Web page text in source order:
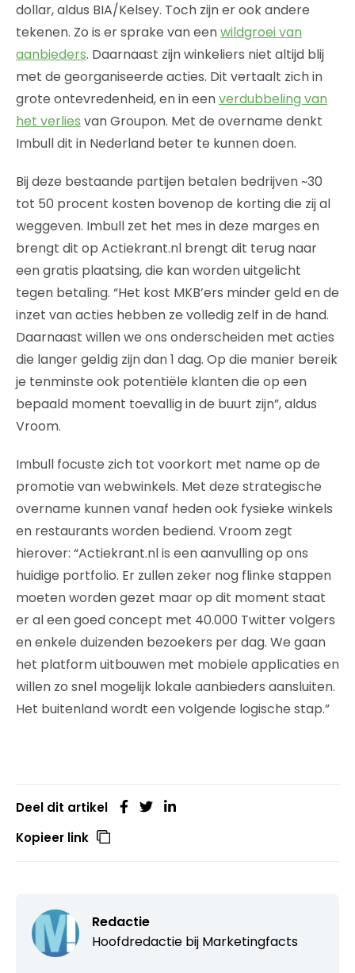
dollar, aldus BIA/Kelsey. Toch zijn er ook andere
tekenen. Zo is er sprake van eenwildgroei van
aanbieders. Daarnaast zijn winkeliers niet altijd blij
met de georganiseerde acties. Dit vertaalt zich in
grote ontevredenheid, en in eenverdubbeling van
het verlies van Groupon. Met de overname denkt
Imbull dit in Nederland beter te kunnen doen.
Bij deze bestaande partijen betalen bedrijven ~30
tot 50 procent kosten bovenop de korting die zij al
weggeven. Imbull zet het mes in deze marges en
brengt dit op Actiekrant.nl brengt dit terug naar
een gratis plaatsing, die kan worden uitgelicht
tegen betaling. “Het kost MKB’ers minder geld en de
inzet van acties hebben ze volledig zelf in de hand.
Daarnaast willen we ons onderscheiden met acties
die langer geldig zijn dan 1 dag. Op die manier bereik
je tenminste ook potentiële klanten die op een
bepaald moment toevallig in de buurt zijn”, aldus
Vroom.
Imbull focuste zich tot voorkort met name op de
promotie van webwinkels. Met deze strategische
overname kunnen vanaf heden ook fysieke winkels
en restaurants worden bediend. Vroom zegt
hierover: “Actiekrant.nl is een aanvulling op ons
huidige portfolio. Er zullen zeker nog flinke stappen
moeten worden gezet maar op dit moment staat
er al een goed concept met 40.000 Twitter volgers
en enkele duizenden bezoekers per dag. We gaan
het platform uitbouwen met mobiele applicaties en
willen zo snel mogelijk lokale aanbieders aansluiten.
Het buitenland wordt een volgende logische stap.”
Deel dit artikel
Kopieer link
Redactie
Hoofdredactie bij Marketingfacts